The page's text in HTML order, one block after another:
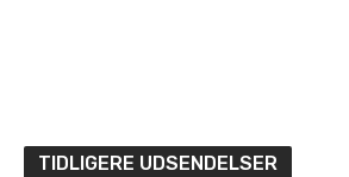
TIDLIGERE UDSENDELSER